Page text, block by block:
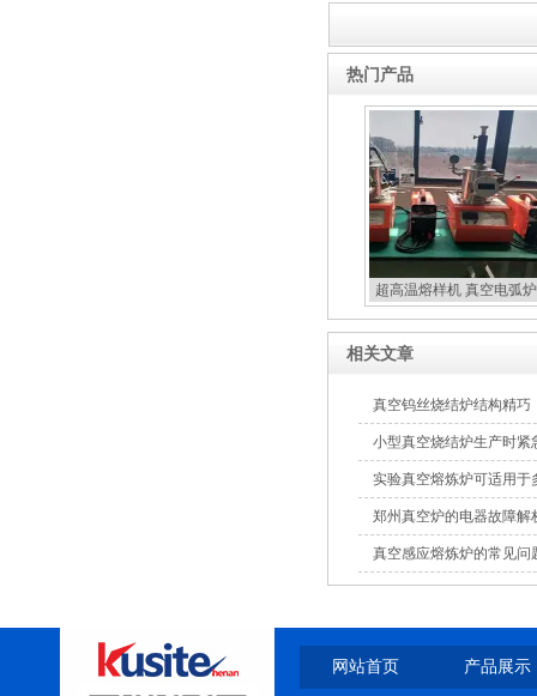
热门产品
超高温熔样机 真空电弧
相关文章
真空钨丝烧结炉结构精巧
小型真空烧结炉生产时紧
实验真空熔炼炉可适用
郑州真空炉的电器故障解
真空感应熔炼炉的常见问
网站首页 产品展示